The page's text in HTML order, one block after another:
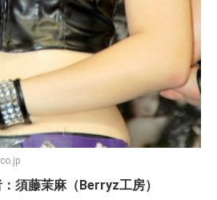
須藤茉麻（Berryz工房）